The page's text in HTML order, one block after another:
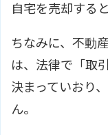
自宅を売却する
ちなみに、不動
は、法律で「取
決まっていおり
ん。